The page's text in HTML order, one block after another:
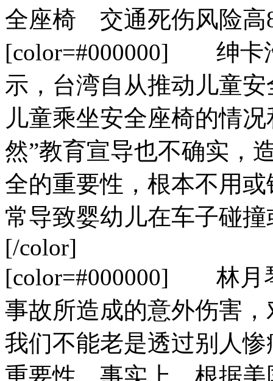
全座椅 交通死伤风险高
[color=#000000] 绅卡
示，台湾自从推动儿童
儿童乘坐安全座椅的情
然”教育宣导也不确实，
全的重要性，根本不用
常导致婴幼儿在车子碰
[/color]
[color=#000000] 林月
事故所造成的意外伤害
我们不能老是透过别人
重要性。事实上，根据